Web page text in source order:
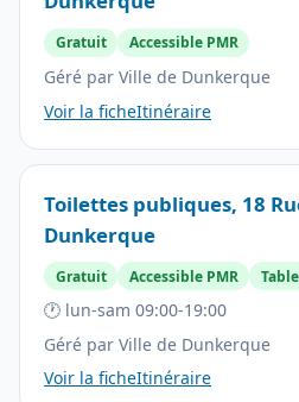
Gratuit Accessible PMR
Géré par Ville de Dunkerque
Voir la ficheItinéraire
Toilettes publiques, 18
Dunkerque
Gratuit Accessible PMR
🕐 lun-sam 09:00-19:00
Géré par Ville de Dunkerque
Voir la ficheItinéraire